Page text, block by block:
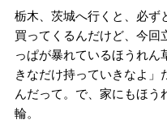
栃木、茨城へ行くと、必ず
買ってくるんだけど、今回
っぱが暴れているほうれん
きなだけ持っていきなよ」
んだって。で、家にもほう
輪。